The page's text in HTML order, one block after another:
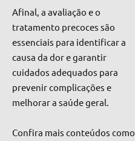
Afinal, a avaliação e o
tratamento precoces são
essenciais para identificar a
causa da dor e garantir
cuidados adequados para
prevenir complicações e
melhorar a saúde geral.
Confira mais conteúdos como